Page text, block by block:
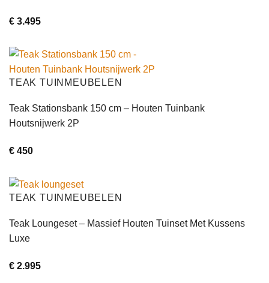
€ 3.495
TEAK TUINMEUBELEN
Teak Stationsbank 150 cm – Houten Tuinbank
Houtsnijwerk 2P
€ 450
TEAK TUINMEUBELEN
Teak Loungeset – Massief Houten Tuinset Met Kussens
Luxe
€ 2.995